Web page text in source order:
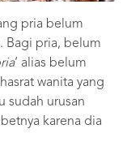
pria belum
Bagi pria, belum
‘ alias belum
wanita yang
sudah urusan
karena dia